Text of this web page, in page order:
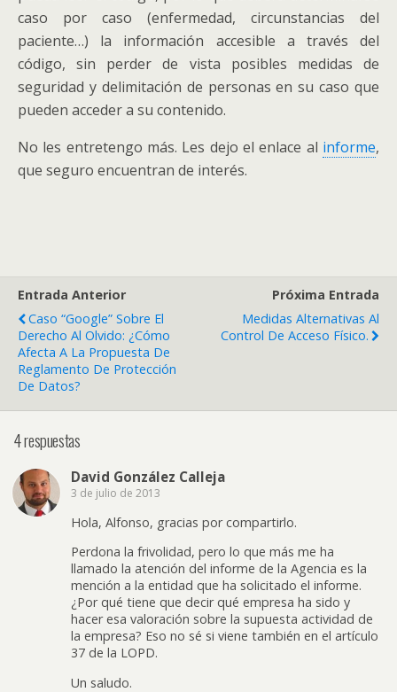
caso por caso (enfermedad, circunstancias del
paciente…) la información accesible a través del
código, sin perder de vista posibles medidas de
seguridad y delimitación de personas en su caso que
pueden acceder a su contenido.
No les entretengo más. Les dejo el enlace al informe,
que seguro encuentran de interés.
Entrada Anterior
Caso “Google” Sobre El
Derecho Al Olvido: ¿Cómo
Afecta A La Propuesta De
Reglamento De Protección
De Datos?
Próxima Entrada
Medidas Alternativas Al
Control De Acceso Físico.
4 respuestas
David González Calleja
3 de julio de 2013
Hola, Alfonso, gracias por compartirlo.
Perdona la frivolidad, pero lo que más me ha
llamado la atención del informe de la Agencia es la
mención a la entidad que ha solicitado el informe.
¿Por qué tiene que decir qué empresa ha sido y
hacer esa valoración sobre la supuesta actividad de
la empresa? Eso no sé si viene también en el artículo
37 de la LOPD.
Un saludo.